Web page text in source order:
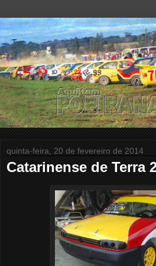
quinta-feira, 20 de fevereiro de 2014
Catarinense de Terra